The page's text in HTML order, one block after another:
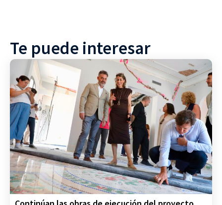
Te puede interesar